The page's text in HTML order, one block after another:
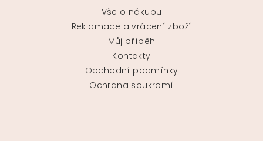
Vše o nákupu
Reklamace a vrácení zboží
Můj příběh
Kontakty
Obchodní podmínky
Ochrana soukromí